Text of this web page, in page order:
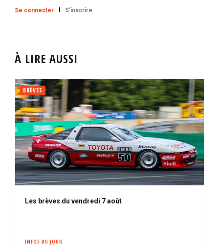
Se connecter S'inscrire
À LIRE AUSSI
BRÈVES
Les brèves du vendredi 7 août
INFOS DU JOUR